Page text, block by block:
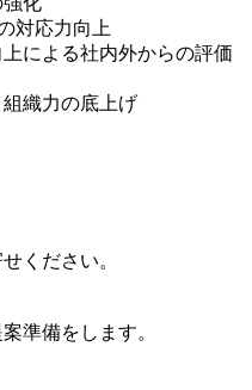
対応力向上
による社内外からの評価
織力の底上げ
ください。
準備をします。